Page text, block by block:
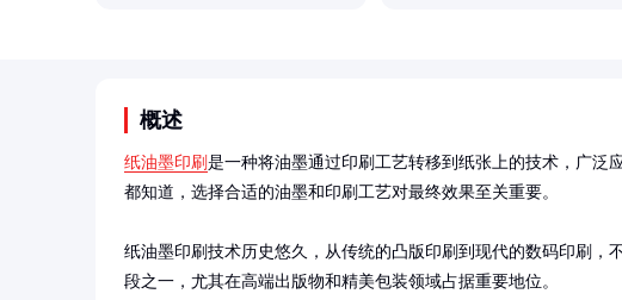
概述
纸油墨印刷 是一种将油墨通过印刷工艺转移到纸张上的技术，广泛
都知道，选择合适的油墨和印刷工艺对最终效果至关重要。
纸油墨印刷技术历史悠久，从传统的凸版印刷到现代的数码印刷
段之一，尤其在高端出版物和精美包装领域占据重要地位。